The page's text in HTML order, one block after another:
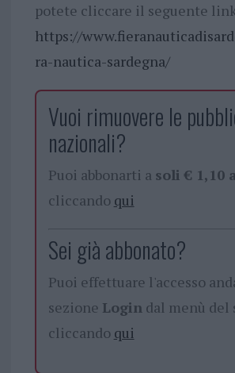
potete cliccare il seguente
https://
ra-nautica-sardegna/
Vuoi rimuovere le
nazionali?
Puoi abbonarti a soli € 1,10
cliccando qui
Sei già abbonato?
Puoi effettuare l'accesso
sezione Logindal menù del
cliccando qui